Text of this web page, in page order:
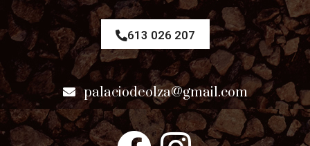
613 026 207
palaciodeolza@gmail.com